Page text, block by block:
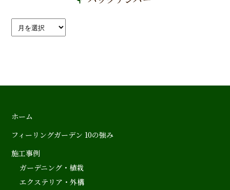
ホーム
フィーリングガーデン 10の強み
施工事例
ガーデニング・植栽
エクステリア・外構